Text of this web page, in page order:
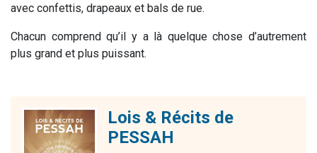
avec confettis, drapeaux et bals de rue.
Chacun comprend qu’il y a là quelque chose d’autrement
plus grand et plus puissant.
Lois & Récits de
PESSAH